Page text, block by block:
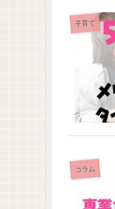
子育て
コラム